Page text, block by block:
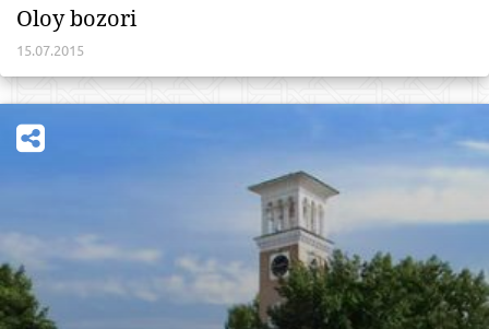
Oloy bozori
15.07.2015